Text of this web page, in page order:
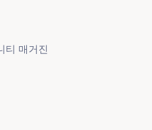
티 매거진